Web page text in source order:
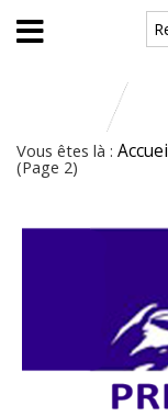
Aller au contenu
Vous êtes là :
(Page 2)